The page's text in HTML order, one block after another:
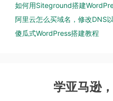
如何用Siteground搭建
阿里云怎么买域名，修改DNS
傻瓜式WordPress搭建教程
学亚马逊